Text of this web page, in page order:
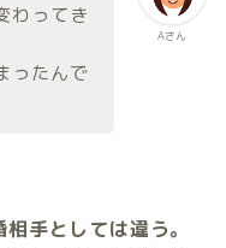
Aさん
わってき
ったんで
手としては違う。